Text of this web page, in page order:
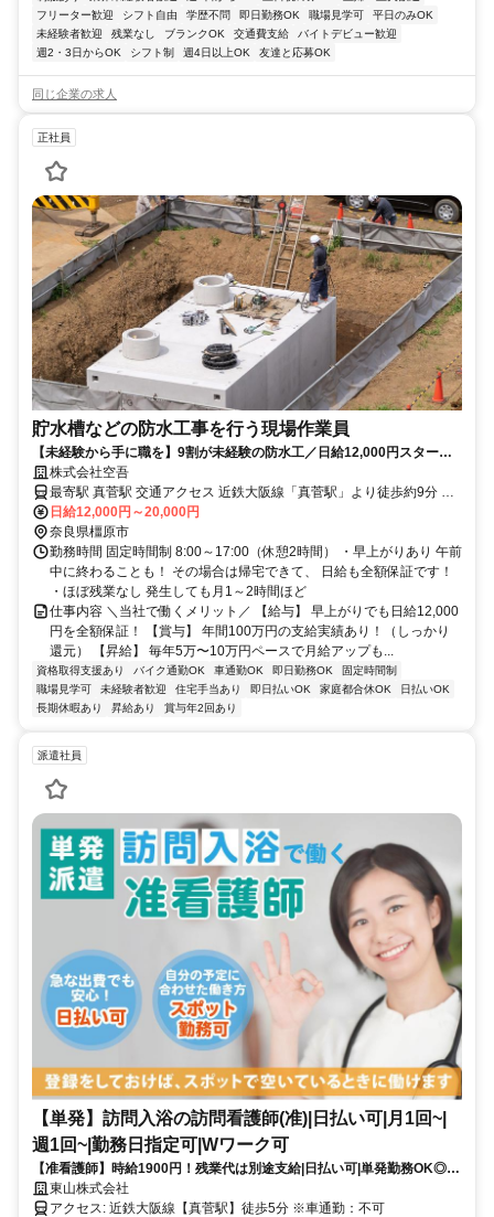
フリーター歓迎
シフト自由 学歴不問 即日勤務OK 職場見学可
平日のみOK
未経験者歓迎
残業なし ブランクOK 交通費支給
バイトデビュー歓迎
週2・3日からOK
シフト制 週4日以上OK 友達と応募OK
同じ企業の求人
正社員
貯水槽などの防水工事を行う現場作業員
【未経験から手に職を】9割が未経験の防水工／日給12,000円スタート
＆賞与年間100万円実績あり！
株式会社空吾
最寄駅 真菅駅 交通アクセス 近鉄大阪線「真菅駅」より徒歩約9分 ＼
POINT／ 基本は本社に集合した後現場へ向かいます！ 場合によって
は直行直帰も可能！
日給12,000円～20,000円
奈良県橿原市
勤務時間 固定時間制 8:00～17:00（休憩2時間） ・早上がりあり 午前
中に終わることも！ その場合は帰宅できて、 日給も全額保証です！
・ほぼ残業なし 発生しても月1～2時間ほど
仕事内容 ＼当社で働くメリット／ 【給与】 早上がりでも日給12,000
円を全額保証！ 【賞与】 年間100万円の支給実績あり！（しっかり
還元） 【昇給】 毎年5万〜10万円ペースで月給アップも...
資格取得支援あり バイク通勤OK 車通勤OK 即日勤務OK
固定時間制
職場見学可
未経験者歓迎 住宅手当あり 即日払いOK 家庭都合休OK
日払いOK
長期休暇あり
昇給あり 賞与年2回あり
派遣社員
【単発】訪問入浴の訪問看護師(准)|日払い可|月1回~|
週1回~|勤務日指定可|Wワーク可
【准看護師】時給1900円！残業代は別途支給|日払い可|単発勤務OK◎都
合の良い日だけ働く1日8hのスポットワーク|休業補償有で安心！【真菅
駅】(17954-284-10)
東山株式会社
アクセス: 近鉄大阪線【真菅駅】徒歩5分 ※車通勤：不可